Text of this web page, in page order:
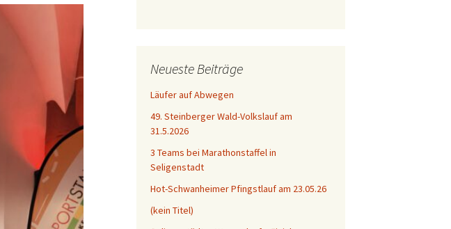
Neueste Beiträge
Läufer auf Abwegen
49. Steinberger Wald-Volkslauf am
31.5.2026
3 Teams bei Marathonstaffel in
Seligenstadt
Hot-Schwanheimer Pfingstlauf am 23.05.26
(kein Titel)